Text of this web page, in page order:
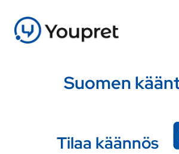
Suomen
Tilaa käännös